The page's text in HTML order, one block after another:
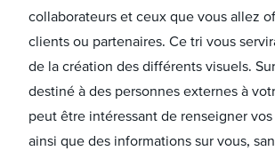
collaborateurs et ceux que vous allez
clients ou partenaires. Ce tri vous
de la création des différents visuels.
destiné à des personnes externes à
peut être intéressant de renseigner
ainsi que des informations sur vous,